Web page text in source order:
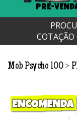
PRÉ-
COTAÇÃO
Mob Psycho 100 >